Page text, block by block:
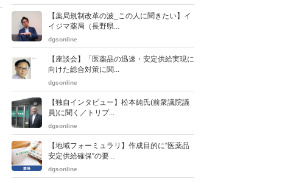
【薬局規制改革の波_この人に聞きたい】イ
イジマ薬局（長野県...
dgsonline
【座談会】「医薬品の迅速・安定供給実現に
向けた総合対策に関...
dgsonline
【独自インタビュー】松本純氏(前衆議院議
員)に聞く／トリプ...
dgsonline
【地域フォーミュラリ】作成目的に“医薬品
安定供給確保”の要...
dgsonline